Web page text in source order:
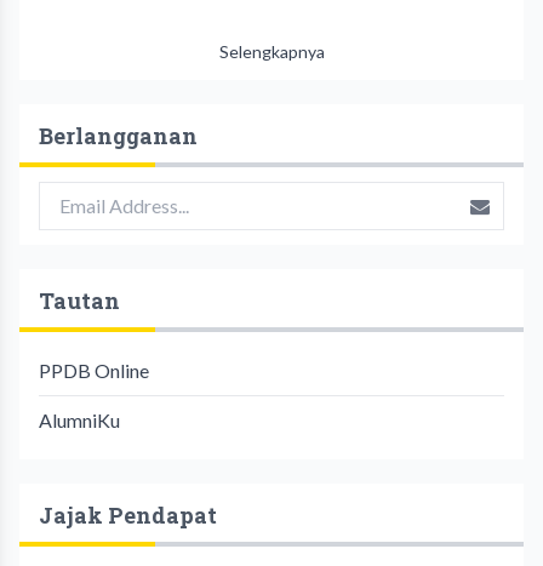
Selengkapnya
Berlangganan
Tautan
PPDB Online
AlumniKu
Jajak Pendapat